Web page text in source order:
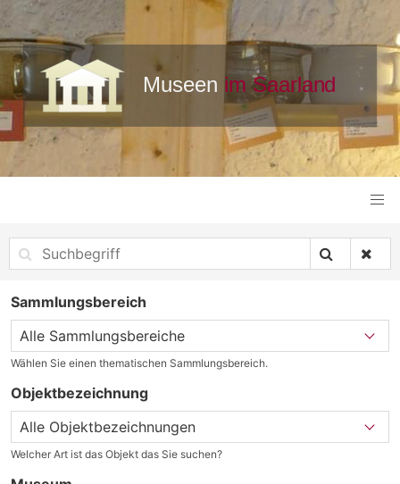
Sammlungsbereich
Wählen Sie einen thematischen Sammlungsbereich.
Objektbezeichnung
Welcher Art ist das Objekt das Sie suchen?